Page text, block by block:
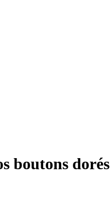
boutons dorés